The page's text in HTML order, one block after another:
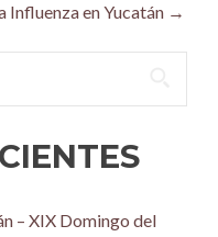
Influenza en Yucatán →
– XIX Domingo del